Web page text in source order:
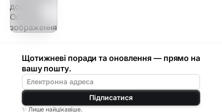
Щотижневі поради та оновлення — прямо на
вашу пошту.
Підписатися
✨ Лише найцікавіше.